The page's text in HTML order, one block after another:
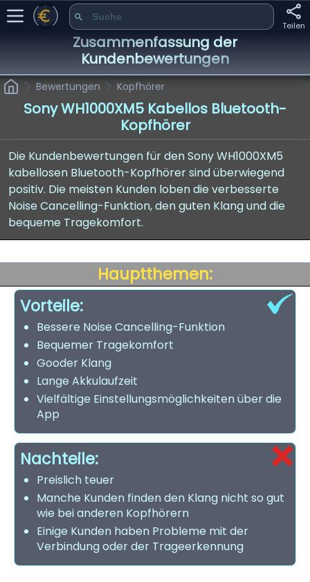
Teilen
Zusammenfassung der
Kundenbewertungen
Bewertungen Kopfhörer
Sony WH1000XM5 Kabellos Bluetooth-
Kopfhörer
Die Kundenbewertungen für den Sony WH1000XM5
kabellosen Bluetooth-Kopfhörer sind überwiegend
positiv. Die meisten Kunden loben die verbesserte
Noise Cancelling-Funktion, den guten Klang und die
bequeme Tragekomfort.
Hauptthemen:
Vorteile:
Bessere Noise Cancelling-Funktion
Bequemer Tragekomfort
Gooder Klang
Lange Akkulaufzeit
Vielfältige Einstellungsmöglichkeiten über die
App
Nachteile:
Preislich teuer
Manche Kunden finden den Klang nicht so gut
wie bei anderen Kopfhörern
Einige Kunden haben Probleme mit der
Verbindung oder der Trageerkennung